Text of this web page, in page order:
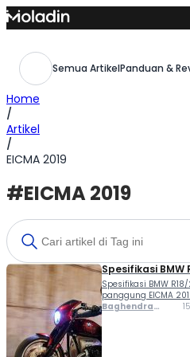
Skip
to
Semua ArtikelPanduan &
Home
/
Artikel
/
EICMA 2019
#EICMA 2019
Spesifikasi BMW
Spesifikasi BMW
panggung EICMA
super ganteng,
Baghendra